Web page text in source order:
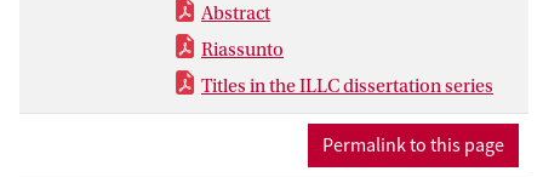
Abstract
Riassunto
Titles in the ILLC dissertation series
Permalink to this page